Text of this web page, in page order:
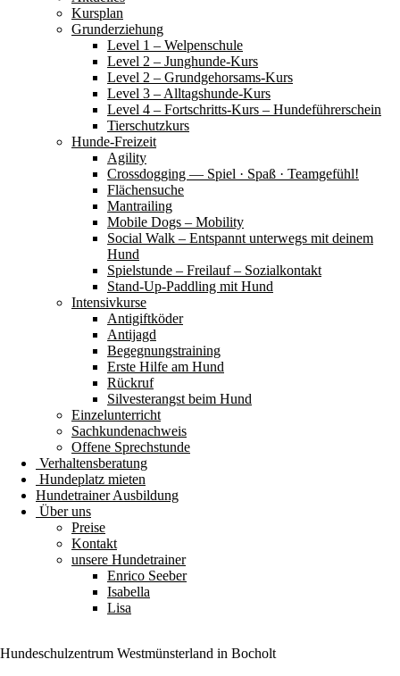
Kursplan
Grunderziehung
Level 1 – Welpenschule
Level 2 – Junghunde-Kurs
Level 2 – Grundgehorsams-Kurs
Level 3 – Alltagshunde-Kurs
Level 4 – Fortschritts-Kurs – Hundeführerschein
Tierschutzkurs
Hunde-Freizeit
Agility
Crossdogging — Spiel · Spaß · Teamgefühl!
Flächensuche
Mantrailing
Mobile Dogs – Mobility
Social Walk – Entspannt unterwegs mit deinem
Hund
Spielstunde – Freilauf – Sozialkontakt
Stand-Up-Paddling mit Hund
Intensivkurse
Antigiftköder
Antijagd
Begegnungstraining
Erste Hilfe am Hund
Rückruf
Silvesterangst beim Hund
Einzelunterricht
Sachkundenachweis
Offene Sprechstunde
Verhaltensberatung
Hundeplatz mieten
Hundetrainer Ausbildung
Über uns
Preise
Kontakt
unsere Hundetrainer
Enrico Seeber
Isabella
Lisa
Hundeschulzentrum Westmünsterland in Bocholt